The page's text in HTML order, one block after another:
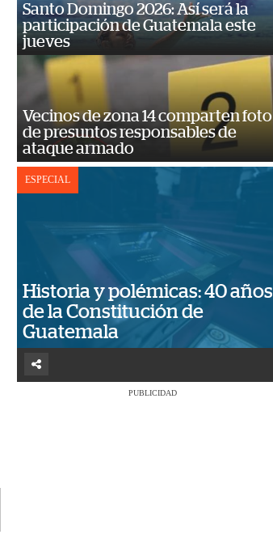
Santo Domingo 2026: Así será la
participación de Guatemala este
jueves
Vecinos de zona 14 comparten foto
de presuntos responsables de
ataque armado
ESPECIAL
Historia y polémicas: 40 años
de la Constitución de
Guatemala
PUBLICIDAD